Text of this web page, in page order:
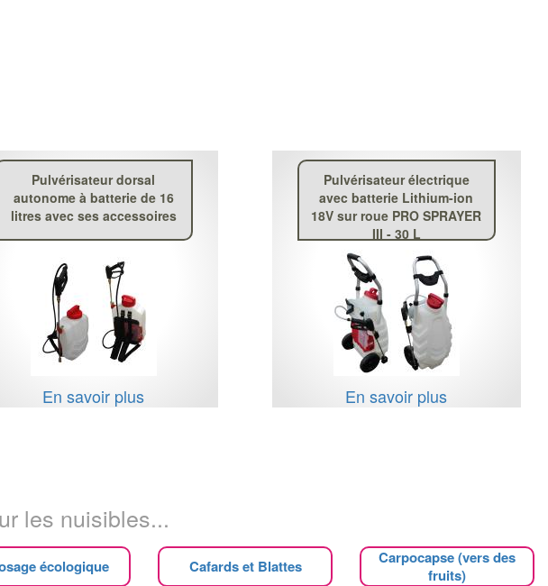
Pulvérisateur dorsal
autonome à batterie de 16
litres avec ses accessoires
En savoir plus
Pulvérisateur électrique
avec batterie Lithium-ion
18V sur roue PRO SPRAYER
III - 30 L
En savoir plus
les nuisibles...
écologique Cafards et Blattes
Carpocapse (vers des
fruits)